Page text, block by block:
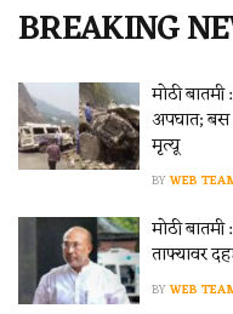
BREAKING
मोठी बातमी
अपघात; बस
मृत्यू
BYWEB
मोठी
ताफ्यावर
BYWEB